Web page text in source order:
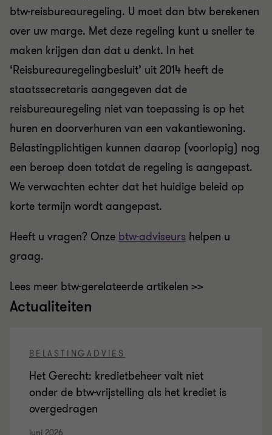
btw-reisbureauregeling. U moet dan btw berekenen
over uw marge. Met deze regeling kunt u sneller te
maken krijgen dan dat u denkt. In het
‘Reisbureauregelingbesluit’ uit 2014 heeft de
staatssecretaris aangegeven dat de
reisbureauregeling niet van toepassing is op het
huren en doorverhuren van een vakantiewoning.
Belastingplichtigen kunnen daarop (voorlopig) nog
een beroep doen totdat de regeling is aangepast.
We verwachten echter dat het huidige beleid op
korte termijn wordt aangepast.
Heeft u vragen? Onze btw-adviseurs helpen u
graag.
Lees meer btw-gerelateerde artikelen >>
Actualiteiten
BELASTINGADVIES
Het Gerecht: kredietbeheer valt niet
onder de btw-vrijstelling als het krediet is
overgedragen